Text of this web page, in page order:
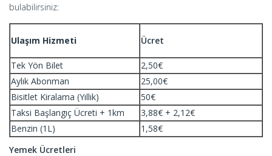
bulabilirsiniz:
Ulaşım Hizmeti Ücret
Tek Yön Bilet
2,50€
Aylık Abonman
25,00€
Bisitlet Kiralama (Yıllık)
50€
Taksi Başlangıç Ücreti + 1km
3,88€ + 2,12€
Benzin (1L)
1,58€
Yemek Ücretleri